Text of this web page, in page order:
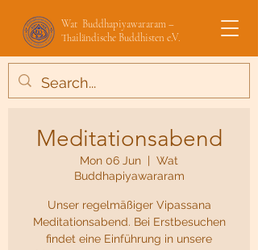
Wat Buddhapiyawararam –
Thailändische Buddhisten e.V.
Meditationsabend
Mon 06 Jun
  |
Wat
Buddhapiyawararam
Unser regelmäßiger Vipassana
Meditationsabend. Bei Erstbesuchen
findet eine Einführung in unsere